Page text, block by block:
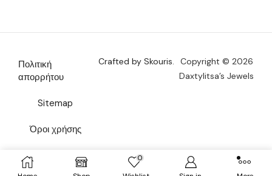
0
Πολιτική
απορρήτου
Sitemap
Όροι χρήσης
Επικοινωνία
Crafted by Skouris.
Copyright © 2026
Daxtylitsa’s Jewels